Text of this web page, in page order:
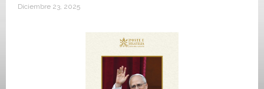
Diciembre 23, 2025